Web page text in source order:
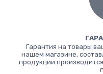
Гарантия на товары
нашем магазине,
продукции